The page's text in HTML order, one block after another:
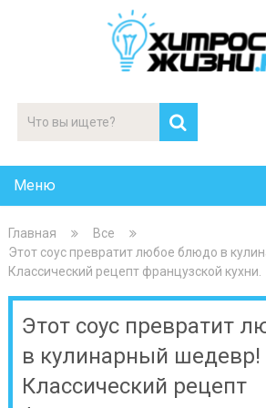
Меню
Главная
Все
Этот соус превратит любое блюдо в
Классический рецепт французской кухни.
Этот соус превратит
в кулинарный шедевр!
Классический рецепт